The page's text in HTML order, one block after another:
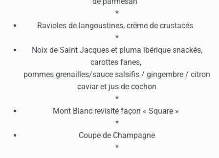
*
Ravioles de langoustines, crème de crustacés
*
Noix de Saint Jacques et pluma ibérique snackés,
carottes fanes,
pommes grenailles/sauce salsifis / gingembre / citron
caviar et jus de cochon
*
Mont Blanc revisité façon « Square »
*
Coupe de Champagne
*